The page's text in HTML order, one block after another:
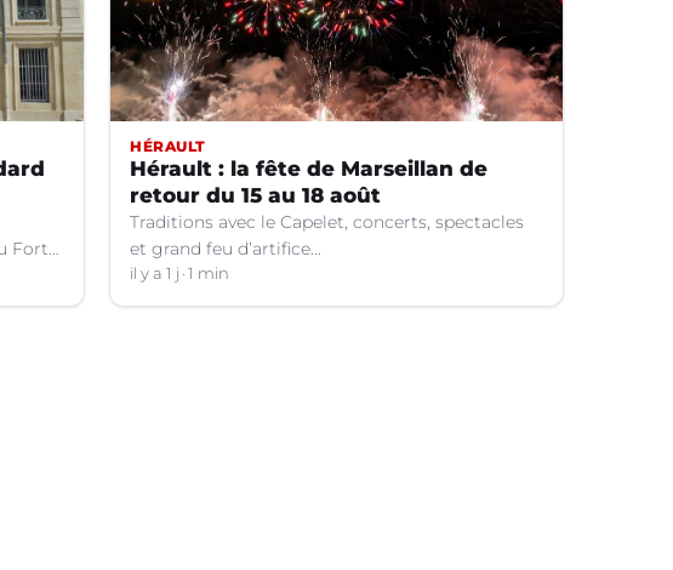
Fort
HÉRAULT
Hérault : la fête de Marseillan de
retour du 15 au 18 août
Traditions avec le Capelet, concerts, spectacles
et grand feu d’artifice...
il y a 1 j 1 min